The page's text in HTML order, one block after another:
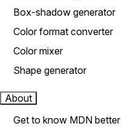
Box-shadow generator
Color format converter
Color mixer
Shape generator
About
Get to know MDN better